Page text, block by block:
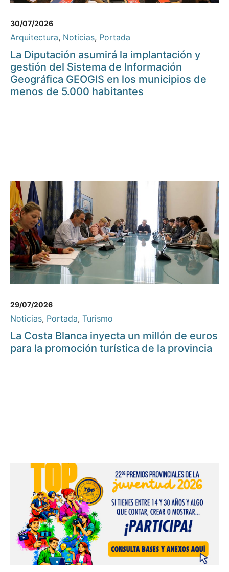
30/07/2026
Arquitectura, Noticias, Portada
La Diputación asumirá la implantación y
gestión del Sistema de Información
Geográfica GEOGIS en los municipios de
menos de 5.000 habitantes
29/07/2026
Noticias, Portada, Turismo
La Costa Blanca inyecta un millón de euros
para la promoción turística de la provincia